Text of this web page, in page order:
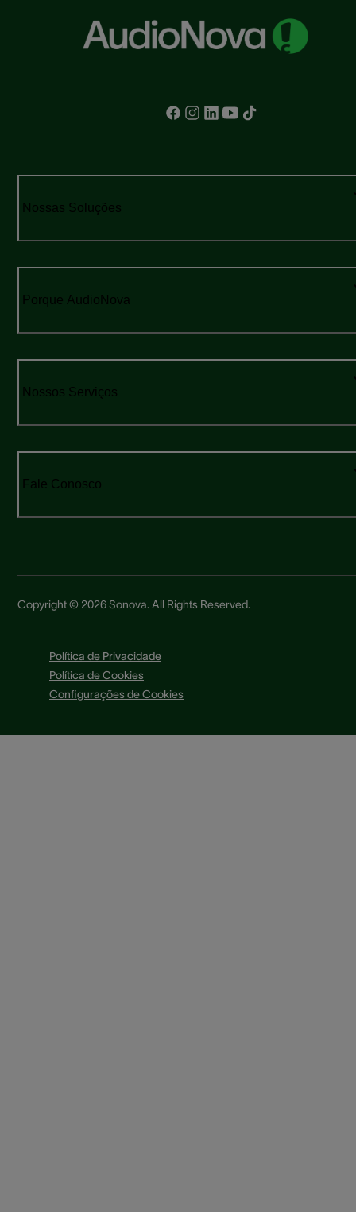
Nossas Soluções
Porque AudioNova
Nossos Serviços
Fale Conosco
Copyright © 2026 Sonova. All Rights Reserved.
Política de Privacidade
Política de Cookies
Configurações de Cookies